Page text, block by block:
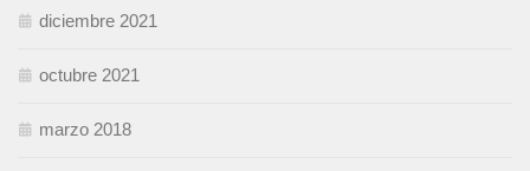
diciembre 2021
octubre 2021
marzo 2018